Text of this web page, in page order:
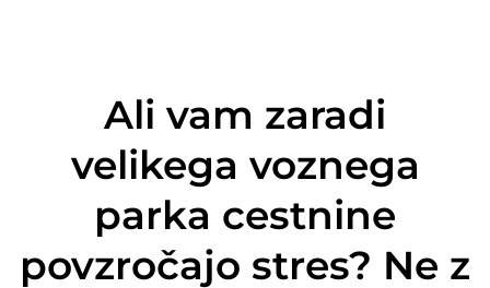
Ali vam zaradi
velikega voznega
parka cestnine
povzročajo stres? Ne z